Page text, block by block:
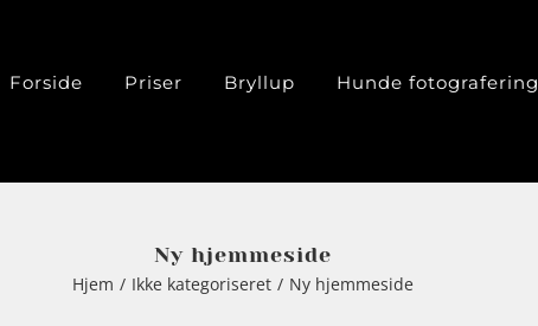
Forside Priser Bryllup Hunde fotografering
Ny hjemmeside
Hjem Ikke kategoriseret Ny hjemmeside